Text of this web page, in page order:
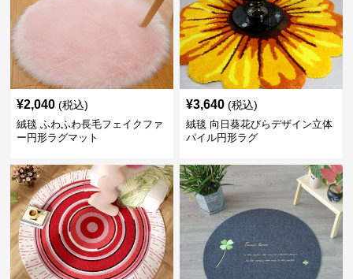
¥2,040 (税込)
絨毯 ふわふわ長毛フェイクファ
ー円形ラグマット
¥3,640 (税込)
絨毯 向日葵花びらデザイン立体
パイル円形ラグ